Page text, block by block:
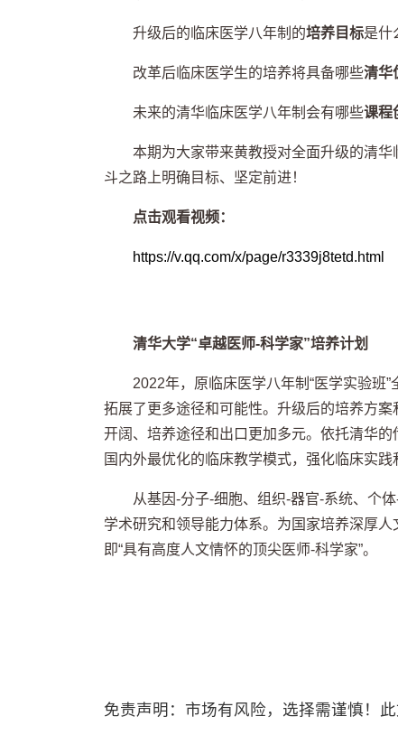
升级后的临床医学八年制的培养目标是什
改革后临床医学生的培养将具备哪些清华
未来的清华临床医学八年制会有哪些课程
本期为大家带来黄教授对全面升级的清
斗之路上明确目标、坚定前进！
点击观看视频：
https://v.qq.com/x/page/r3339j8tetd.html
清华大学“卓越医师-科学家”培养计划
2022年，原临床医学八年制“医学实验班
拓展了更多途径和可能性。升级后的培养方
开阔、培养途径和出口更加多元。依托清华
国内外最优化的临床教学模式，强化临床实践
从基因-分子-细胞、组织-器官-系统、个
学术研究和领导能力体系。为国家培养深厚
即“具有高度人文情怀的顶尖医师-科学家”。
免责声明：市场有风险，选择需谨慎！